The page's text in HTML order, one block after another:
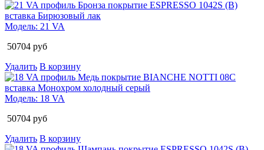
Модель: 21 VA
50704 руб
Удалить В корзину
Модель: 18 VA
50704 руб
Удалить В корзину